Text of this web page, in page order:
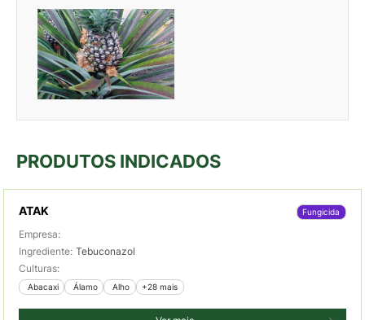
PRODUTOS INDICADOS
ATAK Fungicida
Empresa:
Ingrediente: Tebuconazol
Culturas:
Abacaxi Álamo Alho +28 mais